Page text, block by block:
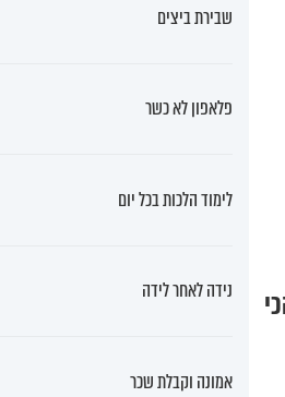
שבירת ביצים
פלאפון לא כשר
לימוד הלכות בכל יום
נידה לאחר לידה
אמונה וקבלת שכר